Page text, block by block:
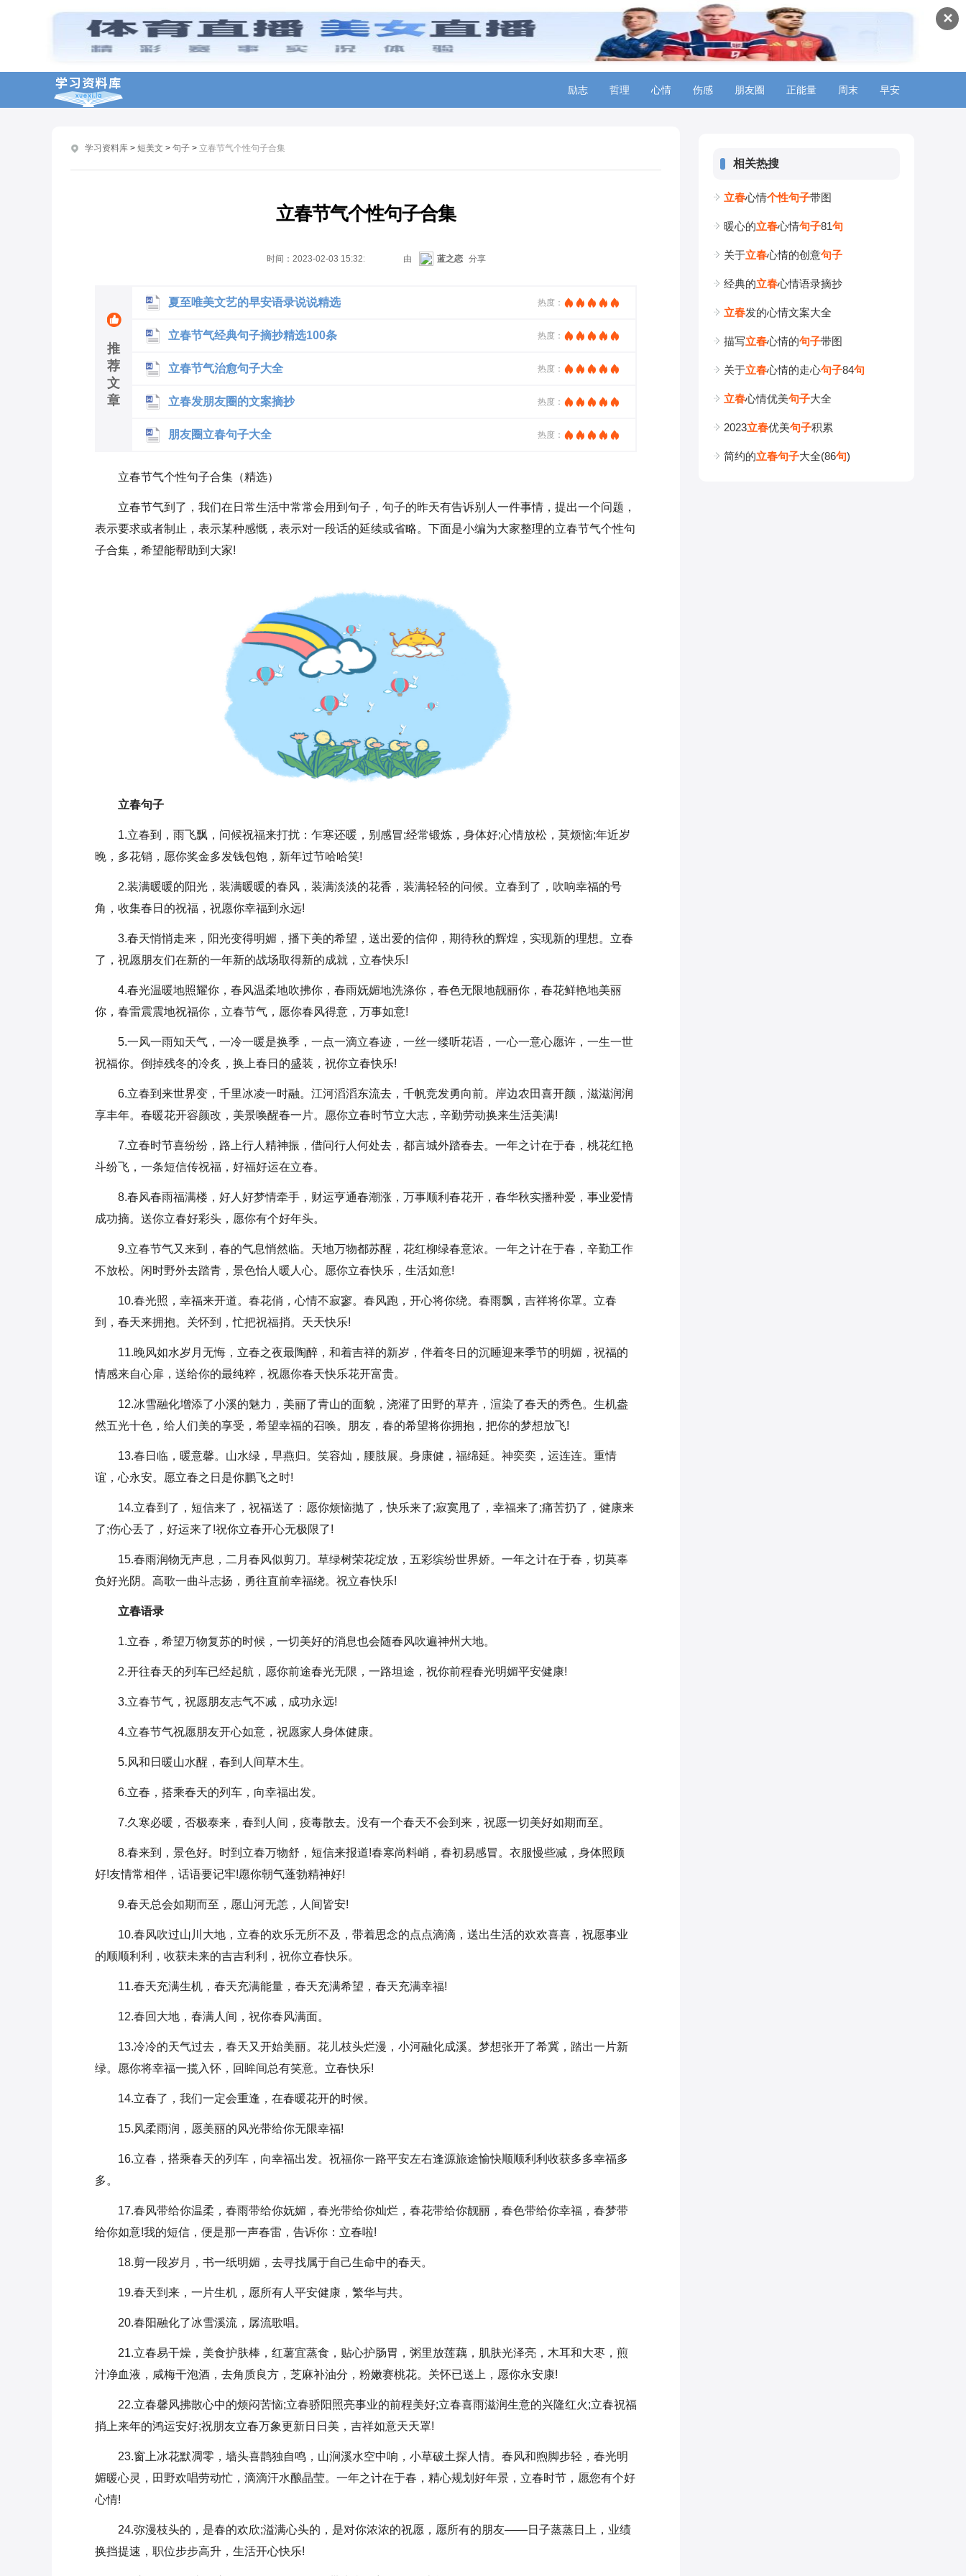
✕
励志 哲理 心情 伤感 朋友圈 正能量 周末 早安
学习资料库 > 短美文 > 句子 > 立春节气个性句子合集
立春节气个性句子合集
时间： 2023-02-03 15:32:32 由 蓝之恋 分享
推
荐
文
章
夏至唯美文艺的早安语录说说精选 热度：
立春节气经典句子摘抄精选100条 热度：
立春节气治愈句子大全 热度：
立春发朋友圈的文案摘抄 热度：
朋友圈立春句子大全 热度：
立春节气个性句子合集（精选）
立春节气到了，我们在日常生活中常常会用到句子，句子的昨天有告诉别人一件事情，提出一个问题，
表示要求或者制止，表示某种感慨，表示对一段话的延续或省略。下面是小编为大家整理的立春节气个性句
子合集，希望能帮助到大家!
立春句子
1.立春到，雨飞飘，问候祝福来打扰：乍寒还暖，别感冒;经常锻炼，身体好;心情放松，莫烦恼;年近岁
晚，多花销，愿你奖金多发钱包饱，新年过节哈哈笑!
2.装满暖暖的阳光，装满暖暖的春风，装满淡淡的花香，装满轻轻的问候。立春到了，吹响幸福的号
角，收集春日的祝福，祝愿你幸福到永远!
3.春天悄悄走来，阳光变得明媚，播下美的希望，送出爱的信仰，期待秋的辉煌，实现新的理想。立春
了，祝愿朋友们在新的一年新的战场取得新的成就，立春快乐!
4.春光温暖地照耀你，春风温柔地吹拂你，春雨妩媚地洗涤你，春色无限地靓丽你，春花鲜艳地美丽
你，春雷震震地祝福你，立春节气，愿你春风得意，万事如意!
5.一风一雨知天气，一冷一暖是换季，一点一滴立春迹，一丝一缕听花语，一心一意心愿许，一生一世
祝福你。倒掉残冬的冷炙，换上春日的盛装，祝你立春快乐!
6.立春到来世界变，千里冰凌一时融。江河滔滔东流去，千帆竞发勇向前。岸边农田喜开颜，滋滋润润
享丰年。春暖花开容颜改，美景唤醒春一片。愿你立春时节立大志，辛勤劳动换来生活美满!
7.立春时节喜纷纷，路上行人精神振，借问行人何处去，都言城外踏春去。一年之计在于春，桃花红艳
斗纷飞，一条短信传祝福，好福好运在立春。
8.春风春雨福满楼，好人好梦情牵手，财运亨通春潮涨，万事顺利春花开，春华秋实播种爱，事业爱情
成功摘。送你立春好彩头，愿你有个好年头。
9.立春节气又来到，春的气息悄然临。天地万物都苏醒，花红柳绿春意浓。一年之计在于春，辛勤工作
不放松。闲时野外去踏青，景色怡人暖人心。愿你立春快乐，生活如意!
10.春光照，幸福来开道。春花俏，心情不寂寥。春风跑，开心将你绕。春雨飘，吉祥将你罩。立春
到，春天来拥抱。关怀到，忙把祝福捎。天天快乐!
11.晚风如水岁月无悔，立春之夜最陶醉，和着吉祥的新岁，伴着冬日的沉睡迎来季节的明媚，祝福的
情感来自心扉，送给你的最纯粹，祝愿你春天快乐花开富贵。
12.冰雪融化增添了小溪的魅力，美丽了青山的面貌，浇灌了田野的草卉，渲染了春天的秀色。生机盎
然五光十色，给人们美的享受，希望幸福的召唤。朋友，春的希望将你拥抱，把你的梦想放飞!
13.春日临，暖意馨。山水绿，早燕归。笑容灿，腰肢展。身康健，福绵延。神奕奕，运连连。重情
谊，心永安。愿立春之日是你鹏飞之时!
14.立春到了，短信来了，祝福送了：愿你烦恼抛了，快乐来了;寂寞甩了，幸福来了;痛苦扔了，健康来
了;伤心丢了，好运来了!祝你立春开心无极限了!
15.春雨润物无声息，二月春风似剪刀。草绿树荣花绽放，五彩缤纷世界娇。一年之计在于春，切莫辜
负好光阴。高歌一曲斗志扬，勇往直前幸福绕。祝立春快乐!
立春语录
1.立春，希望万物复苏的时候，一切美好的消息也会随春风吹遍神州大地。
2.开往春天的列车已经起航，愿你前途春光无限，一路坦途，祝你前程春光明媚平安健康!
3.立春节气，祝愿朋友志气不减，成功永远!
4.立春节气祝愿朋友开心如意，祝愿家人身体健康。
5.风和日暖山水醒，春到人间草木生。
6.立春，搭乘春天的列车，向幸福出发。
7.久寒必暖，否极泰来，春到人间，疫毒散去。没有一个春天不会到来，祝愿一切美好如期而至。
8.春来到，景色好。时到立春万物舒，短信来报道!春寒尚料峭，春初易感冒。衣服慢些减，身体照顾
好!友情常相伴，话语要记牢!愿你朝气蓬勃精神好!
9.春天总会如期而至，愿山河无恙，人间皆安!
10.春风吹过山川大地，立春的欢乐无所不及，带着思念的点点滴滴，送出生活的欢欢喜喜，祝愿事业
的顺顺利利，收获未来的吉吉利利，祝你立春快乐。
11.春天充满生机，春天充满能量，春天充满希望，春天充满幸福!
12.春回大地，春满人间，祝你春风满面。
13.冷冷的天气过去，春天又开始美丽。花儿枝头烂漫，小河融化成溪。梦想张开了希冀，踏出一片新
绿。愿你将幸福一揽入怀，回眸间总有笑意。立春快乐!
14.立春了，我们一定会重逢，在春暖花开的时候。
15.风柔雨润，愿美丽的风光带给你无限幸福!
16.立春，搭乘春天的列车，向幸福出发。祝福你一路平安左右逢源旅途愉快顺顺利利收获多多幸福多
多。
17.春风带给你温柔，春雨带给你妩媚，春光带给你灿烂，春花带给你靓丽，春色带给你幸福，春梦带
给你如意!我的短信，便是那一声春雷，告诉你：立春啦!
18.剪一段岁月，书一纸明媚，去寻找属于自己生命中的春天。
19.春天到来，一片生机，愿所有人平安健康，繁华与共。
20.春阳融化了冰雪溪流，孱流歌唱。
21.立春易干燥，美食护肤棒，红薯宜蒸食，贴心护肠胃，粥里放莲藕，肌肤光泽亮，木耳和大枣，煎
汁净血液，咸梅干泡酒，去角质良方，芝麻补油分，粉嫩赛桃花。关怀已送上，愿你永安康!
22.立春馨风拂散心中的烦闷苦恼;立春骄阳照亮事业的前程美好;立春喜雨滋润生意的兴隆红火;立春祝福
捎上来年的鸿运安好;祝朋友立春万象更新日日美，吉祥如意天天罩!
23.窗上冰花默凋零，墙头喜鹊独自鸣，山涧溪水空中响，小草破土探人情。春风和煦脚步轻，春光明
媚暖心灵，田野欢唱劳动忙，滴滴汗水酿晶莹。一年之计在于春，精心规划好年景，立春时节，愿您有个好
心情!
24.弥漫枝头的，是春的欢欣;溢满心头的，是对你浓浓的祝愿，愿所有的朋友——日子蒸蒸日上，业绩
换挡提速，职位步步高升，生活开心快乐!
相关热搜
立春心情个性句子带图
暖心的立春心情句子81句
关于立春心情的创意句子
经典的立春心情语录摘抄
立春发的心情文案大全
描写立春心情的句子带图
关于立春心情的走心句子84句
立春心情优美句子大全
2023立春优美句子积累
简约的立春句子大全(86句)
正能量立春祝福语句子95句
最火的立春抖音句子大全
适合惊蛰节气的句子
立春节气唯美祝福文案
2023立春节气走心文案